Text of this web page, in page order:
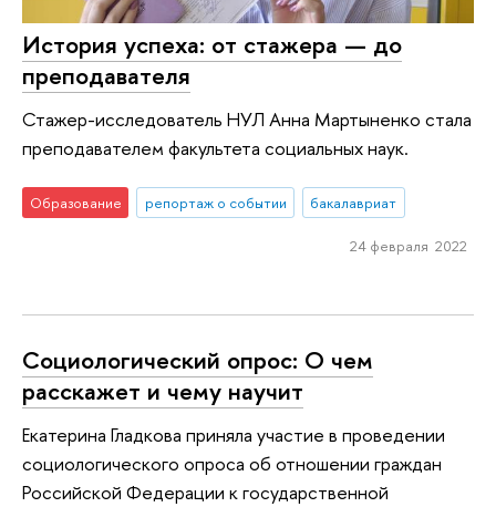
История успеха: от стажера — до
преподавателя
Стажер-исследователь НУЛ Анна Мартыненко стала
преподавателем факультета социальных наук.
Образование репортаж о событии бакалавриат
24 февраля 2022
Социологический опрос: О чем
расскажет и чему научит
Екатерина Гладкова приняла участие в проведении
социологического опроса об отношении граждан
Российской Федерации к государственной